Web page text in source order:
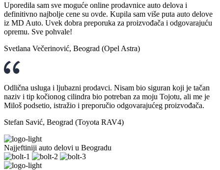
Uporedila sam sve moguće online prodavnice auto delova i
definitivno najbolje cene su ovde. Kupila sam više puta auto delove
iz MD Auto. Uvek dobra preporuka za proizvođača i odgovarajuću
opremu. Sve pohvale!
Svetlana Večerinović, Beograd (Opel Astra)
Odlična usluga i ljubazni prodavci. Nisam bio siguran koji je tačan
naziv i tip kočionog cilindra bio potreban za moju Tojotu, ali me je
Miloš podsetio, istražio i preporučio odgovarajućeg proizvođača.
Stefan Savić, Beograd (Toyota RAV4)
Najjeftiniji auto delovi u Beogradu